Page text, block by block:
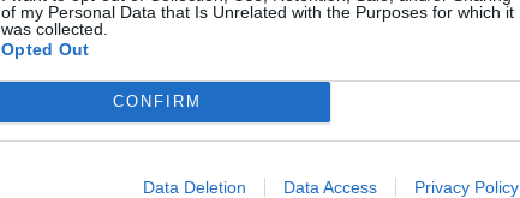
of my Personal Data that Is Unrelated with the Purposes for which it
was collected.
Opted Out
CONFIRM
Data Deletion Data Access Privacy Policy